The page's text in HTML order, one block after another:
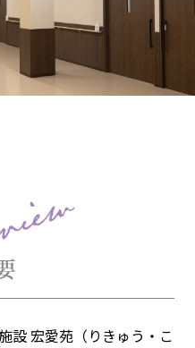
設 宏愛苑（りきゅう・こ